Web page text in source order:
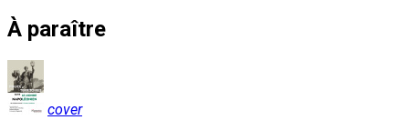
À paraître
cover